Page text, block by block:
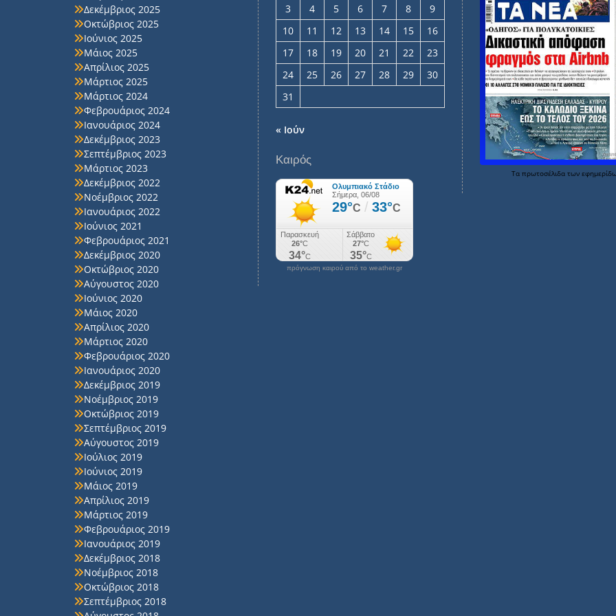
Δεκέμβριος 2025
Οκτώβριος 2025
Ιούνιος 2025
Μάιος 2025
Απρίλιος 2025
Μάρτιος 2025
Μάρτιος 2024
Φεβρουάριος 2024
Ιανουάριος 2024
Δεκέμβριος 2023
Σεπτέμβριος 2023
Μάρτιος 2023
Δεκέμβριος 2022
Νοέμβριος 2022
Ιανουάριος 2022
Ιούνιος 2021
Φεβρουάριος 2021
Δεκέμβριος 2020
Οκτώβριος 2020
Αύγουστος 2020
Ιούνιος 2020
Μάιος 2020
Απρίλιος 2020
Μάρτιος 2020
Φεβρουάριος 2020
Ιανουάριος 2020
Δεκέμβριος 2019
Νοέμβριος 2019
Οκτώβριος 2019
Σεπτέμβριος 2019
Αύγουστος 2019
Ιούλιος 2019
Ιούνιος 2019
Μάιος 2019
Απρίλιος 2019
Μάρτιος 2019
Φεβρουάριος 2019
Ιανουάριος 2019
Δεκέμβριος 2018
Νοέμβριος 2018
Οκτώβριος 2018
Σεπτέμβριος 2018
3 4 5 6 7 8
9
10
11 12 13 14 15
16
17
18 19 20 21 22
23
24
25 26 27 28 29
30
31
« Ιούν
Καιρός
πρόγνωση καιρού από το weather.gr
Τα πρωτοσέλιδα των